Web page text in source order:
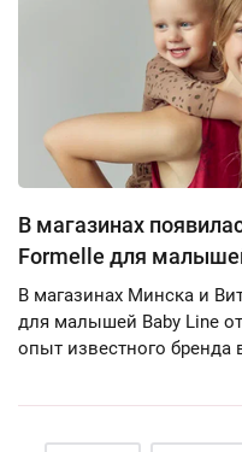
В магазинах
Formelle для
В магазинах Минска и
для малышей Baby Line
опыт известного бренда
Страницы